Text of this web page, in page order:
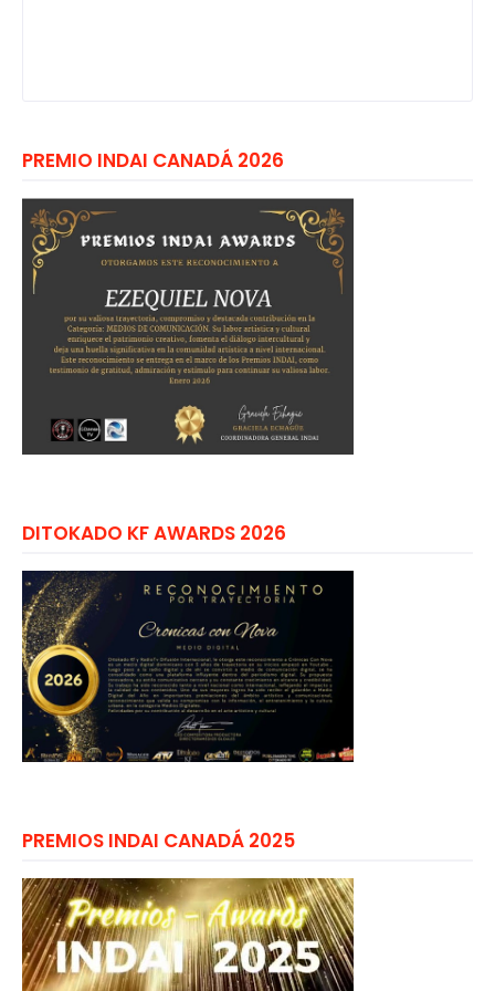
PREMIO INDAI CANADÁ 2026
DITOKADO KF AWARDS 2026
PREMIOS INDAI CANADÁ 2025